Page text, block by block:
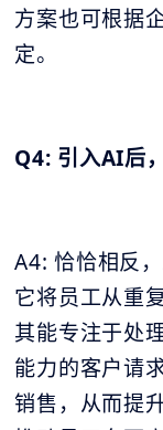
方案也可根据
定。
Q4: 引入AI后
A4: 恰恰相反，
它将员工从重
其能专注于处
能力的客户请
销售，从而提